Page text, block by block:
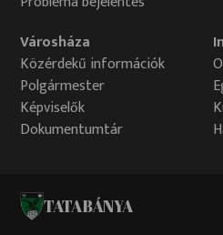
Városháza
Közérdekű információk
Polgármester
Képviselők
Dokumentumtár
TATABÁNYA